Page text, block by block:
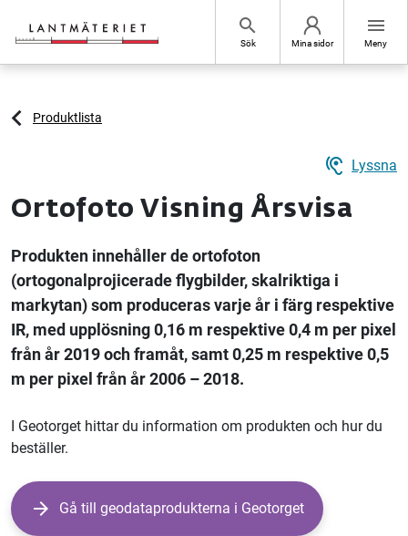
search
Sök Mina sidor
menu
Meny
Produktlista
hearing Lyssna
Ortofoto Visning Årsvisa
Produkten innehåller de ortofoton
(ortogonalprojicerade flygbilder, skalriktiga i
markytan) som produceras varje år i färg respektive
IR, med upplösning 0,16 m respektive 0,4 m per pixel
från år 2019 och framåt, samt 0,25 m respektive 0,5
m per pixel från år 2006 – 2018.
I Geotorget hittar du information om produkten och hur du
beställer.
Gå till geodataprodukterna i Geotorget